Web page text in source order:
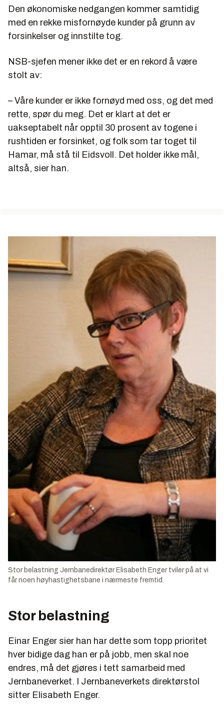
Den økonomiske nedgangen kommer samtidig
med en rekke misfornøyde kunder på grunn av
forsinkelser og innstilte tog.
NSB-sjefen mener ikke det er en rekord å være
stolt av:
– Våre kunder er ikke fornøyd med oss, og det med
rette, spør du meg. Det er klart at det er
uakseptabelt når opptil 30 prosent av togene i
rushtiden er forsinket, og folk som tar toget til
Hamar, må stå til Eidsvoll. Det holder ikke mål,
altså, sier han.
Stor belastning Jernbanedirektør Elisabeth Enger tviler på at vi
får noen høyhastighetsbane i nærmeste fremtid.
Stor belastning
Einar Enger sier han har dette som topp prioritet
hver bidige dag han er på jobb, men skal noe
endres, må det gjøres i tett samarbeid med
Jernbaneverket. I Jernbaneverkets direktørstol
sitter Elisabeth Enger.